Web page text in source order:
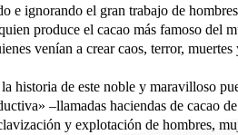
e ignorando el gran trabajo de
produce el cacao más famoso del
venían a crear caos, terror,
historia de este noble y maravilloso
–llamadas haciendas de cacao
y explotación de hombres,